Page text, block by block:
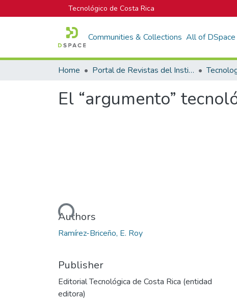
Tecnológico de Costa Rica
Communities & Collections All of DSpace
Home Portal de Revistas del Instituto Tecnológico de Costa Rica
El “argumento”
Loading...
Authors
Ramírez-Briceño, E. Roy
Publisher
Editorial Tecnológica de Costa Rica (entidad
editora)